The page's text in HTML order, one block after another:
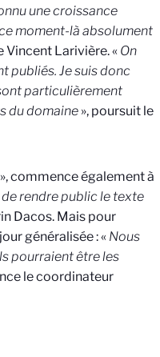
une croissance
moment-là absolument
Vincent Larivière. « On
publiés. Je suis donc
particulièrement
du domaine», poursuit le
commence également à
rendre public le texte
Dacos. Mais pour
généralisée : « Nous
pourraient être les
le coordinateur